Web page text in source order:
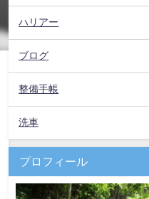
ハリアー
ブログ
整備手帳
洗車
プロフィール